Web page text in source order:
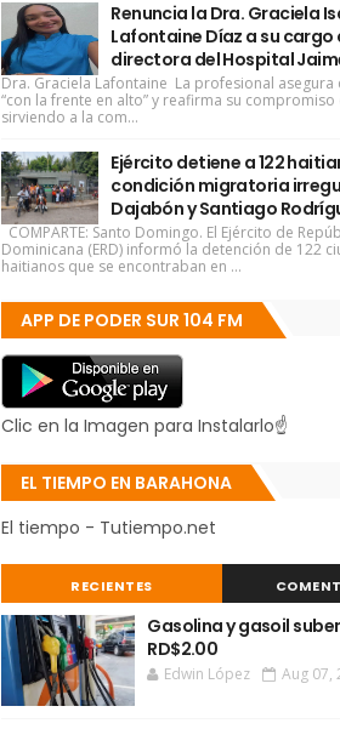
Renuncia la Dra. Graciela
Lafontaine Díaz a su cargo
directora del Hospital
Dra. Graciela Lafontaine La profesional asegura
“con la frente en alto” y reafirma su
sirviendo a la com...
Ejército detiene a 122
condición migratoria
Dajabón y Santiago
COMPARTE: Santo Domingo. El Ejército de
Dominicana (ERD) informó la detención de 122
haitianos que se encontraban en ...
APP DE PODER SUR 104 FM
Clic en la Imagen para Instalarlo☝
EL TIEMPO EN BARAHONA
El tiempo - Tutiempo.net
RECIENTES
Gasolina y gasoil
RD$2.00
Edwin López Aug 07,